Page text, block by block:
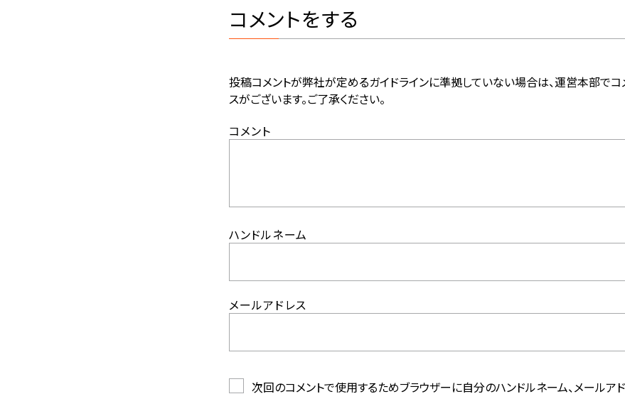
コメントをする
投稿コメントが弊社が定めるガイドラインに準拠していない場合は、運営本部でコ
スがございます。ご了承ください。
コメント
ハンドルネーム
メールアドレス
次回のコメントで使用するためブラウザーに自分のハンドルネーム、メールア